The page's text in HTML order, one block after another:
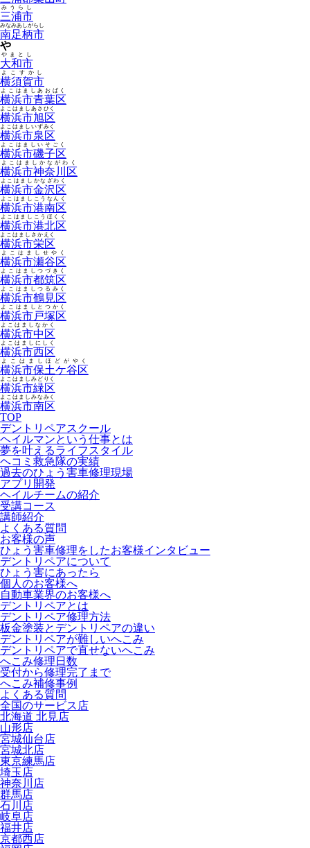
三浦市
みうらし
南足柄市
みなみあしがらし
や
大和市
やまとし
横須賀市
よこすかし
横浜市青葉区
よこはましあおばく
横浜市旭区
よこはましあさひく
横浜市泉区
よこはましいずみく
横浜市磯子区
よこはましいそごく
横浜市神奈川区
よこはましかながわく
横浜市金沢区
よこはましかなざわく
横浜市港南区
よこはましこうなんく
横浜市港北区
よこはましこうほくく
横浜市栄区
よこはましさかえく
横浜市瀬谷区
よこはましせやく
横浜市都筑区
よこはましつづきく
横浜市鶴見区
よこはましつるみく
横浜市戸塚区
よこはましとつかく
横浜市中区
よこはましなかく
横浜市西区
よこはましにしく
横浜市保土ケ谷区
よこはましほどがやく
横浜市緑区
よこはましみどりく
横浜市南区
よこはましみなみく
TOP
デントリペアスクール
ヘイルマンという仕事とは
夢を叶えるライフスタイル
ヘコミ救急隊の実績
過去のひょう害車修理現場
アプリ開発
ヘイルチームの紹介
受講コース
講師紹介
よくある質問
お客様の声
ひょう害車修理をしたお客様インタビュー
デントリペアについて
ひょう害にあったら
個人のお客様へ
自動車業界のお客様へ
デントリペアとは
デントリペア修理方法
板金塗装とデントリペアの違い
デントリペアが難しいへこみ
デントリペアで直せないへこみ
へこみ修理日数
受付から修理完了まで
へこみ補修事例
よくある質問
全国のサービス店
北海道 北見店
山形店
宮城仙台店
宮城北店
東京練馬店
埼玉店
神奈川店
群馬店
石川店
岐阜店
福井店
京都西店